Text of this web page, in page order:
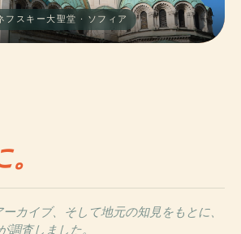
フスキー大聖堂 · ソフィア
カイブ、そして地元の知見をもとに、
査しました。